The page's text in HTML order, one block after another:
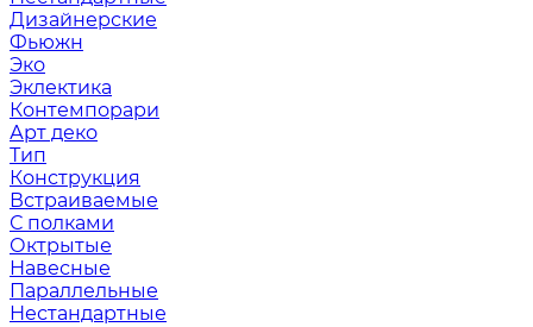
Дизайнерские
Фьюжн
Эко
Эклектика
Контемпорари
Арт деко
Тип
Конструкция
Встраиваемые
С полками
Октрытые
Навесные
Параллельные
Нестандартные